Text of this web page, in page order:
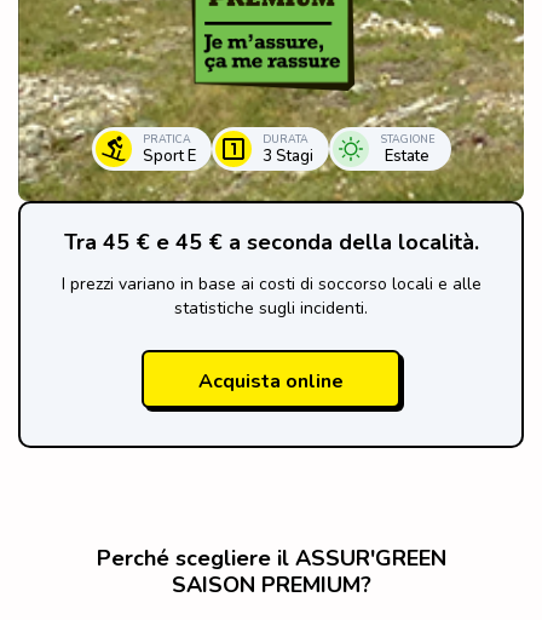
PRATICA
Sport E
DURATA
3 Stagi
STAGIONE
Estate
Tra 45 € e 45 € a seconda della località.
I prezzi variano in base ai costi di soccorso locali e alle
statistiche sugli incidenti.
Acquista online
Perché scegliere il ASSUR'GREEN
SAISON PREMIUM?